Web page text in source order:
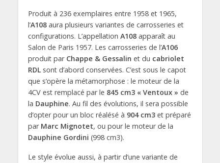
Produit à 236 exemplaires entre 1958 et 1965,
l’A108aura plusieurs variantes de carrosseries et
configurations. L’appellation A108apparaît au
Salon de Paris 1957. Les carrosseries de l’A106
produit par Chappe & Gessalin et du cabriolet
RDLsont d’abord conservées. C’est sous le capot
que s’opère la métamorphose : le moteur de la
4CV est remplacé par le 845 cm3 « Ventoux » de
la Dauphine. Au fil des évolutions, il sera possible
d’opter pour un bloc réalésé à 904 cm3et préparé
par Marc Mignotet, ou pour le moteur de la
Dauphine Gordini (998 cm3).
Le style évolue aussi, à partir d’une variante de